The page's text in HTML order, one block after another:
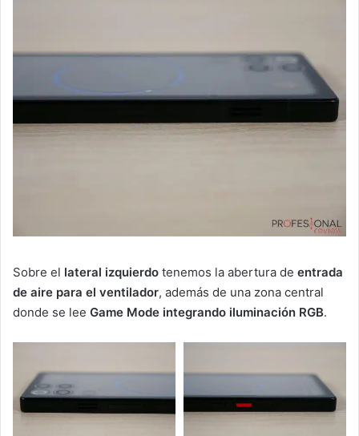
Sobre el lateral izquierdo tenemos la abertura de entrada
de aire para el ventilador, además de una zona central
donde se lee Game Mode integrando iluminación RGB.